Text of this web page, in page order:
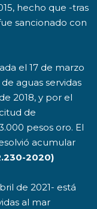
hecho que -tras
sancionado con
el 17 de marzo
aguas servidas
2018, y por el
de
pesos oro. El
acumular
2020)
de 2021- está
al mar